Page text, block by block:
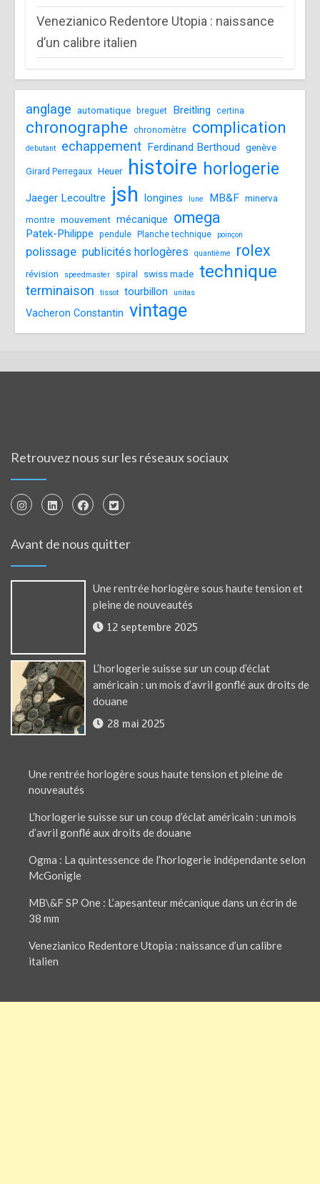
Venezianico Redentore Utopia : naissance
d’un calibre italien
anglage automatique breguet Breitling certina
chronographe chronomètre complication
debutant echappement Ferdinand Berthoud genève
Girard Perregaux Heuer histoire horlogerie
Jaeger Lecoultre jsh longines lune MB&F minerva
montre mouvement mécanique omega
Patek-Philippe pendule Planche technique poinçon
polissage publicités horlogères quantième rolex
révision speedmaster spiral swiss made technique
terminaison tissot tourbillon unitas
Vacheron Constantin vintage
Retrouvez nous sur les réseaux sociaux
Avant de nous quitter
Une rentrée horlogère sous haute tension et
pleine de nouveautés
12 septembre 2025
L’horlogerie suisse sur un coup d’éclat
américain : un mois d’avril gonflé aux droits de
douane
28 mai 2025
Une rentrée horlogère sous haute tension et pleine de
nouveautés
L’horlogerie suisse sur un coup d’éclat américain : un mois
d’avril gonflé aux droits de douane
Ogma : La quintessence de l’horlogerie indépendante selon
McGonigle
MB\&F SP One : L’apesanteur mécanique dans un écrin de
38 mm
Venezianico Redentore Utopia : naissance d’un calibre
italien